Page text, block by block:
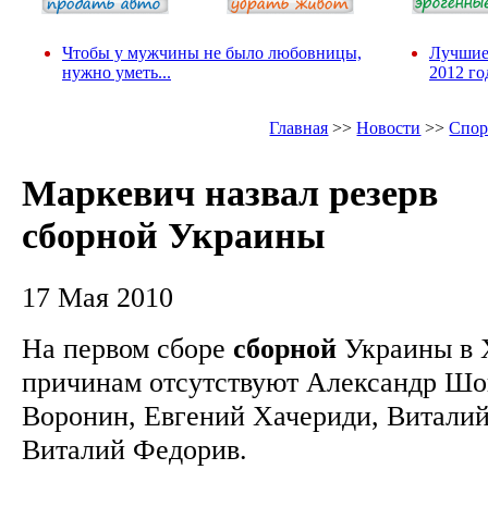
Чтобы у мужчины не было любовницы,
нужно уметь...
Лучшие
2012
Главная >>Новости >>
Маркевич назвал резерв
сборной Украины
17 Мая 2010
На первом сборе сборной Украины в
причинам отсутствуют Александр
Воронин, Евгений Хачериди,
Виталий Федорив.